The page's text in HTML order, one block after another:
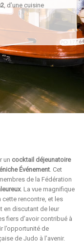
, d’une cuisine
un cocktail déjeunatoire
Événement. Cet
de la Fédération
. La vue magnifique
cette rencontre, et les
en discutant de leur
fiers d’avoir contribué à
l’opportunité de
de Judo à l’avenir.